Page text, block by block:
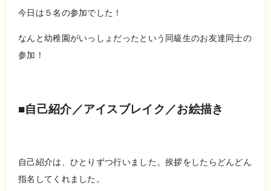
今日は５名の参加でした！
なんと幼稚園がいっしょだったという同級生のお友達同士の
参加！
■自己紹介／アイスブレイク／お絵描き
自己紹介は、ひとりずつ行いました。挨拶をしたらどんどん
指名してくれました。